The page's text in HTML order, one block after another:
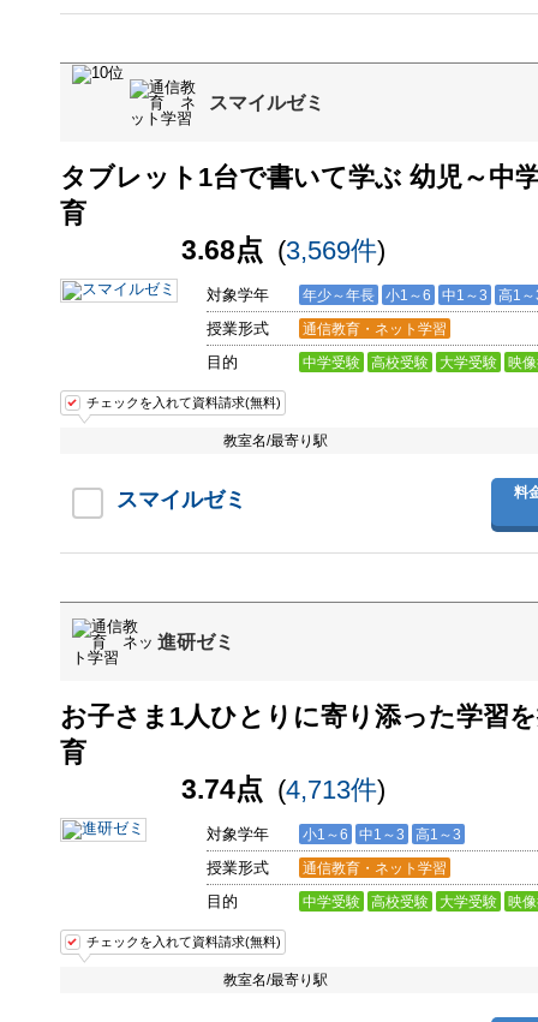
スマイルゼミ
タブレット1台で書いて学ぶ 幼児～中
育
3.68点 (3,569件)
対象学年 年少～年長 小1～6 中1～3 高1
授業形式 通信教育・ネット学習
目的 中学受験 高校受験 大学受験 映
チェックを入れて資料請求(無料)
教室名/最寄り駅
スマイルゼミ
料
進研ゼミ
お子さま1人ひとりに寄り添った学習
育
3.74点 (4,713件)
対象学年 小1～6 中1～3 高1～3
授業形式 通信教育・ネット学習
目的 中学受験 高校受験 大学受験 映
チェックを入れて資料請求(無料)
教室名/最寄り駅